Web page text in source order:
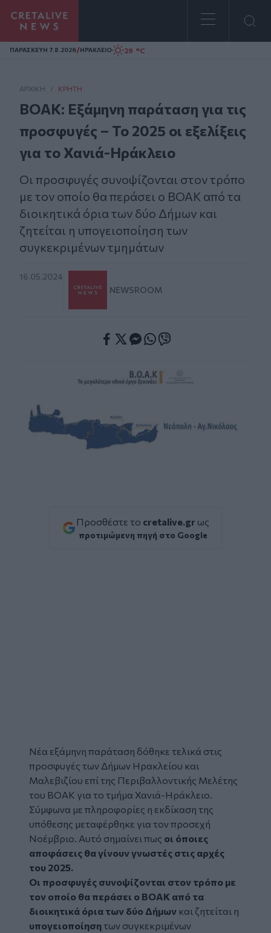
Homepage
ΠΑΡΑΣΚΕΥΗ 7.8.2026/ΗΡΑΚΛΕΙΟ 29 °C
ΑΡΧΙΚΗ / ΚΡΉΤΗ
ΒΟΑΚ: Εξάμηνη παράταση για τις
προσφυγές – Το 2025 οι εξελίξεις
για το Χανιά-Ηράκλειο
Οι προσφυγές συνοψίζονται στον τρόπο
με τον οποίο θα περάσει ο ΒΟΑΚ από τα
διοικητικά όρια των δύο Δήμων και
ζητείται η υπογειοποίηση των
συγκεκριμένων τμημάτων
16.05.2024
NEWSROOM
Προσθέστε το cretalive.gr ως
προτιμώμενη πηγή στο Google
Νέα εξάμηνη παράταση δόθηκε τελικά στις
προσφυγές των Δήμων Ηρακλείου και
Μαλεβιζίου επί της Περιβαλλοντικής Μελέτης
του ΒΟΑΚ για το τμήμα Χανιά-Ηράκλειο.
Σύμφωνα με πληροφορίες η εκδίκαση της
υπόθεσης μεταφέρθηκε για τον προσεχή
Νοέμβριο. Αυτό σημαίνει πως οι όποιες
αποφάσεις θα γίνουν γνωστές στις αρχές
του 2025.
Οι προσφυγές συνοψίζονται στον τρόπο με
τον οποίο θα περάσει ο ΒΟΑΚ από τα
διοικητικά όρια των δύο Δήμων και ζητείται η
υπογειοποίησητων συγκεκριμένων